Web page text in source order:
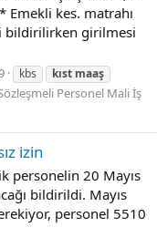
Emekli kes. matrahı
bildirilirken girilmesi
kbs kıst maaş
Personel Mali İş
izin
personelin 20 Mayıs
bildirildi. Mayıs
personel 5510